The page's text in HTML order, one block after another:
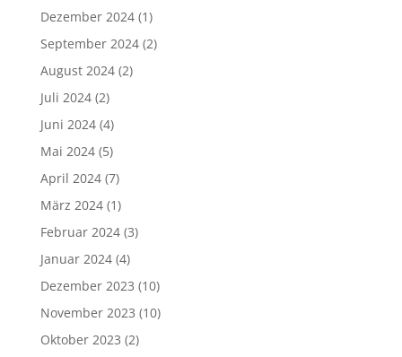
Dezember 2024(1)
September 2024(2)
August 2024(2)
Juli 2024(2)
Juni 2024(4)
Mai 2024(5)
April 2024(7)
März 2024(1)
Februar 2024(3)
Januar 2024(4)
Dezember 2023 (10)
November 2023 (10)
Oktober 2023 (2)